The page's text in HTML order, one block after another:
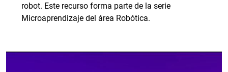
robot. Este recurso forma parte de la serie
Microaprendizaje del área Robótica.